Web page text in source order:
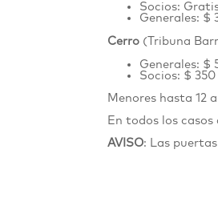
Socios:
Generales: $
Cerro (Tribuna
Generales: $
Socios: $ 350
Menores hasta 12
En todos los
AVISO: Las